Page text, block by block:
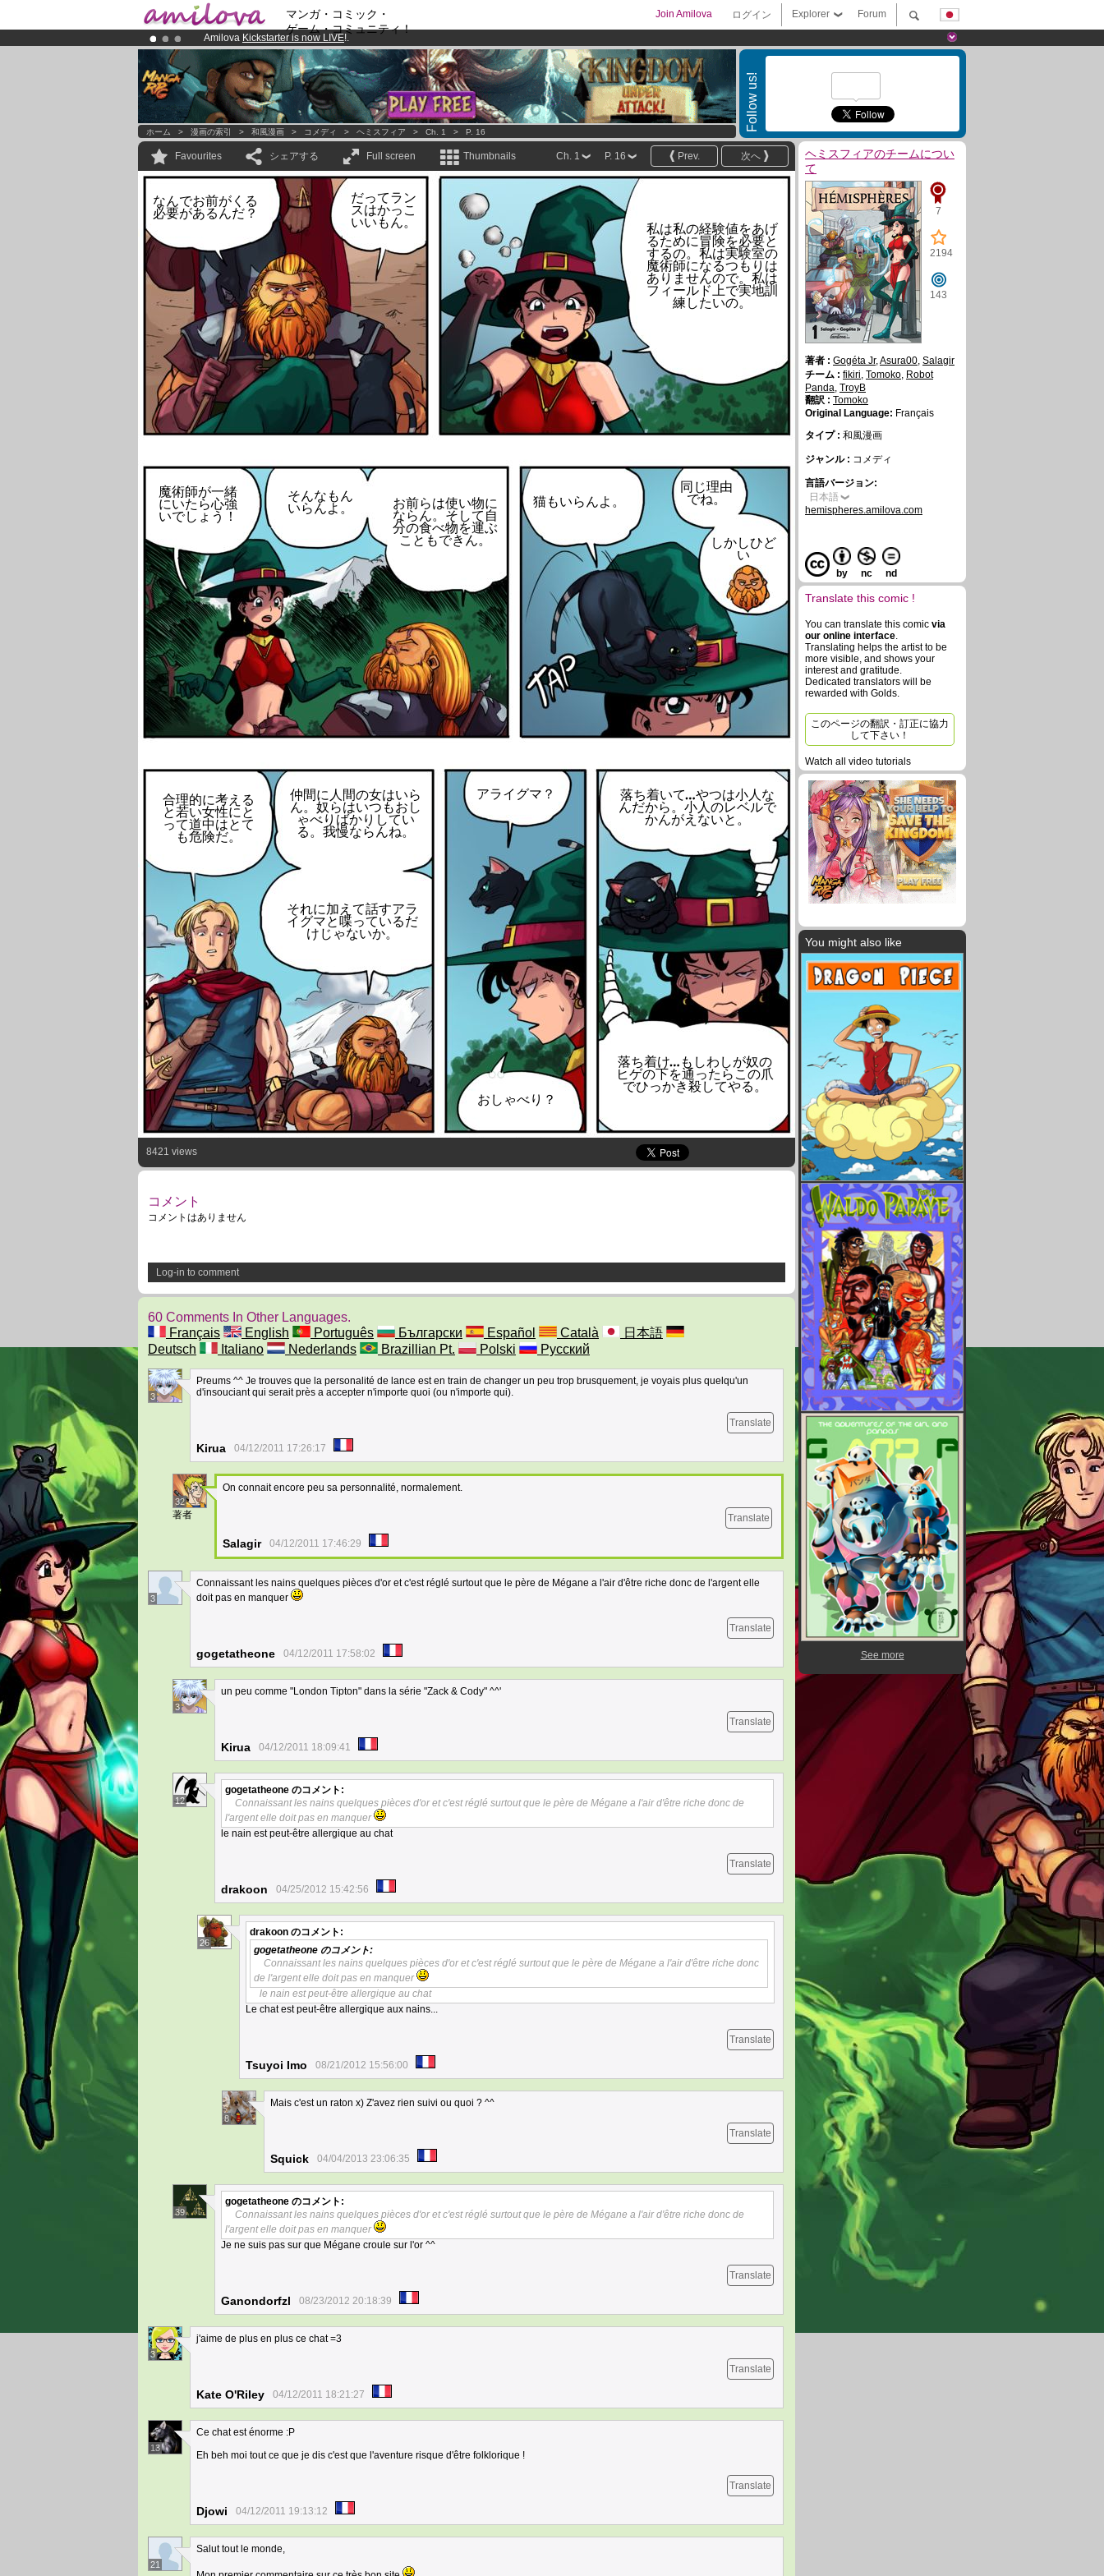
マンガ・コミック・
ゲーム・コミュニティ！
Forum
Explorer
ログイン
Join Amilova
Amilova Kickstarter is now LIVE!.
Already 100000membersand 1000comics & mangas!.
Premium membership from3.95 euros per month !Get membership now
Follow us!
ホーム > 漫画の索引 > 和風漫画 > コメディ > ヘミスフィア > Ch. 1 > P. 16
Favourites シェアする Full screen Thumbnails 次へ
Prev.
P. 16
Ch. 1
なんでお前がくる
必要があるんだ？
だってラン
スはかっこ
いいもん。 私は私の経験値をあげ
るために冒険を必要と
するの。私は実験室の
魔術師になるつもりは
ありませんので。私は
フィールド上で実地訓
練したいの。
魔術師が一緒
にいたら心強
いでしょう！
そんなもん
いらんよ。 お前らは使い物に
ならん。そして自
分の食べ物を運ぶ
こともできん。
猫もいらんよ。
同じ理由
でね。
しかしひど
い
合理的に考える
と若い女性にと
って道中はとて
も危険だ。
仲間に人間の女はいら
ん。奴らはいつもおし
ゃべりばかりしてい
る。我慢ならんね。
それに加えて話すアラ
イグマと喋っているだ
けじゃないか。
アライグマ？
おしゃべり？
落ち着いて…やつは小人な
んだから。小人のレベルで
かんがえないと。
落ち着け…もしわしが奴の
ヒゲの下を通ったらこの爪
でひっかき殺してやる。
8421 views
コメント
コメントはありません
Log-in to comment
60 Comments In Other Languages.
Français
English Português Български Español Català
日本語
Deutsch
Italiano Nederlands Brazillian Pt. Polski Русский
3
Preums ^^ Je trouves que la personalité de lance est en train de changer un peu trop brusquement, je voyais plus quelqu'un
d'insouciant qui serait près a accepter n'importe quoi (ou n'importe qui).
Translate
Kirua 04/12/2011 17:26:17
32
著者
On connait encore peu sa personnalité, normalement.
Translate
Salagir 04/12/2011 17:46:29
3
Connaissant les nains quelques pièces d'or et c'est réglé surtout que le père de Mégane a l'air d'être riche donc de l'argent elle
doit pas en manquer
Translate
gogetatheone 04/12/2011 17:58:02
3
un peu comme "London Tipton" dans la série "Zack & Cody" ^^'
Translate
Kirua 04/12/2011 18:09:41
12
gogetatheone のコメント:
Connaissant les nains quelques pièces d'or et c'est réglé surtout que le père de Mégane a l'air d'être riche donc de
l'argent elle doit pas en manquer
le nain est peut-être allergique au chat
Translate
drakoon 04/25/2012 15:42:56
26
drakoon のコメント:
gogetatheone のコメント:
Connaissant les nains quelques pièces d'or et c'est réglé surtout que le père de Mégane a l'air d'être riche donc
de l'argent elle doit pas en manquer
le nain est peut-être allergique au chat
Le chat est peut-être allergique aux nains...
Translate
Tsuyoi Imo 08/21/2012 15:56:00
8
Mais c'est un raton x) Z'avez rien suivi ou quoi ? ^^
Translate
Squick 04/04/2013 23:06:35
39
gogetatheone のコメント:
Connaissant les nains quelques pièces d'or et c'est réglé surtout que le père de Mégane a l'air d'être riche donc de
l'argent elle doit pas en manquer
Je ne suis pas sur que Mégane croule sur l'or ^^
Translate
Ganondorfzl 08/23/2012 20:18:39
3
j'aime de plus en plus ce chat =3
Translate
Kate O'Riley 04/12/2011 18:21:27
13
Ce chat est énorme :P
Eh beh moi tout ce que je dis c'est que l'aventure risque d'être folklorique !
Translate
Djowi 04/12/2011 19:13:12
21
Salut tout le monde,
ヘミスフィアのチームについ
て
7
2194
143
著者 : Gogéta Jr,Asura00, Salagir
チーム : fikiri, Tomoko, Robot
Panda, TroyB
翻訳 : Tomoko
Original Language: Français
タイプ : 和風漫画
ジャンル : コメディ
言語バージョン:
日本語
hemispheres.amilova.com
by nc nd
Translate this comic !
You can translate this comic via
our online interface.
Translating helps the artist to be
more visible, and shows your
interest and gratitude.
Dedicated translators will be
rewarded with Golds.
このページの翻訳・訂正に協力
して下さい！
Watch all video tutorials
You might also like
See more